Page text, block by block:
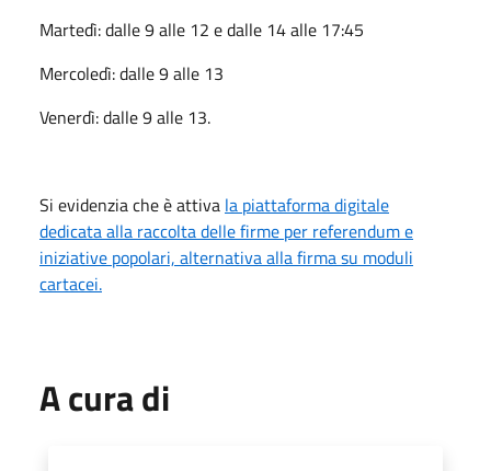
Martedì: dalle 9 alle 12 e dalle 14 alle 17:45
Mercoledì: dalle 9 alle 13
Venerdì: dalle 9 alle 13.
Si evidenzia che è attiva la piattaforma digitale
dedicata alla raccolta delle firme per referendum e
iniziative popolari, alternativa alla firma su moduli
cartacei.
A cura di